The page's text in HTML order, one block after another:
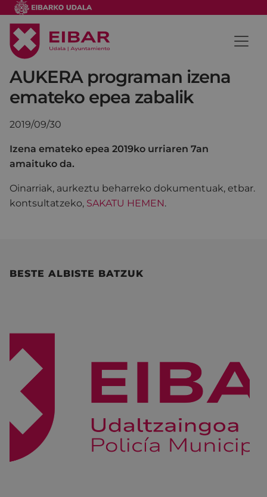
AUKERA programan izena
emateko epea zabalik
2019/09/30
Izena emateko epea 2019ko urriaren 7an
amaituko da.
Oinarriak, aurkeztu beharreko dokumentuak, etbar.
kontsultatzeko, SAKATU HEMEN.
BESTE ALBISTE BATZUK